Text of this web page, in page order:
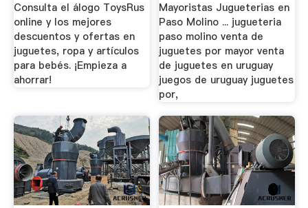
Consulta el álogo ToysRus
online y los mejores
descuentos y ofertas en
juguetes, ropa y artículos
para bebés. ¡Empieza a
ahorrar!
Mayoristas Jugueterias en
Paso Molino ... jugueteria
paso molino venta de
juguetes por mayor venta
de juguetes en uruguay
juegos de uruguay juguetes
por,